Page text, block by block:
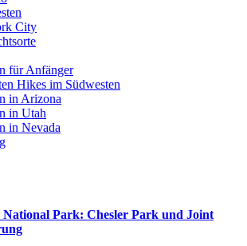
City
für Anfänger
Hikes im Südwesten
in Arizona
in Utah
in Nevada
National Park: Chesler Park und Joint